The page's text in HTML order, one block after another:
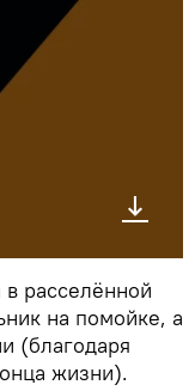
расселённой
на помойке, а
(благодаря
жизни).